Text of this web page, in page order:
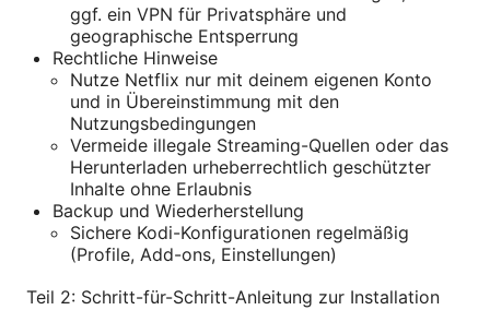
ggf. ein VPN für Privatsphäre und
geographische Entsperrung
Rechtliche Hinweise
Nutze Netflix nur mit deinem eigenen Konto
und in Übereinstimmung mit den
Nutzungsbedingungen
Vermeide illegale Streaming-Quellen oder das
Herunterladen urheberrechtlich geschützter
Inhalte ohne Erlaubnis
Backup und Wiederherstellung
Sichere Kodi-Konfigurationen regelmäßig
(Profile, Add-ons, Einstellungen)
Teil 2: Schritt-für-Schritt-Anleitung zur Installation